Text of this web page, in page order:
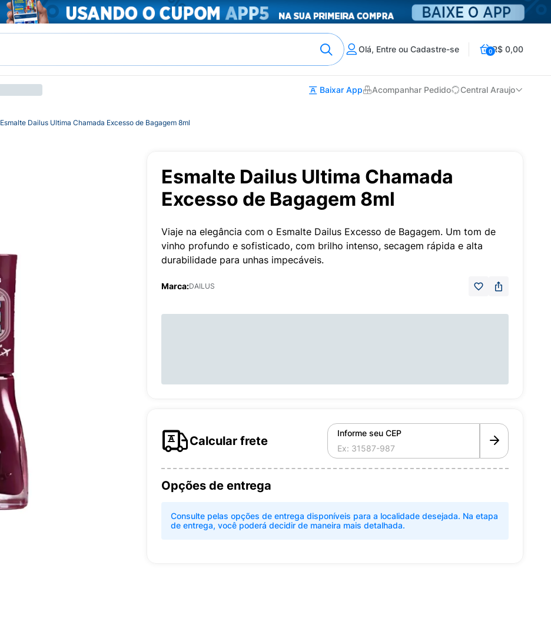
Olá, Entre ou Cadastre-se 0R$ 0,00
Baixar App Acompanhar Pedido Central Araujo
Esmalte Dailus Ultima Chamada Excesso de Bagagem 8ml
Esmalte Dailus Ultima Chamada
Excesso de Bagagem 8ml
Viaje na elegância com o Esmalte Dailus Excesso de Bagagem. Um tom de
vinho profundo e sofisticado, com brilho intenso, secagem rápida e alta
durabilidade para unhas impecáveis.
Marca:DAILUS
Calcular frete
Informe seu CEP
Opções de entrega
Consulte pelas opções de entrega disponíveis para a localidade desejada. Na etapa
de entrega, você poderá decidir de maneira mais detalhada.